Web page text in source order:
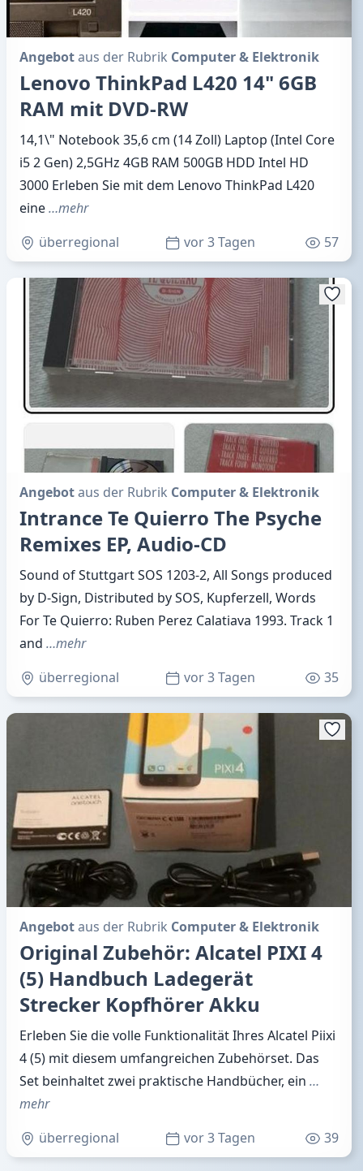
Angebotaus der Rubrik Computer & Elektronik
Lenovo ThinkPad L420 14" 6GB
RAM mit DVD-RW
14,1\" Notebook 35,6 cm (14 Zoll) Laptop (Intel Core
i5 2 Gen) 2,5GHz 4GB RAM 500GB HDD Intel HD
3000 Erleben Sie mit dem Lenovo ThinkPad L420
eine…mehr
überregional
vor 3 Tagen 57
Angebotaus der Rubrik Computer & Elektronik
Intrance Te Quierro The Psyche
Remixes EP, Audio-CD
Sound of Stuttgart SOS 1203-2, All Songs produced
by D-Sign, Distributed by SOS, Kupferzell, Words
For Te Quierro: Ruben Perez Calatiava 1993. Track 1
and …mehr
überregional
vor 3 Tagen 35
Angebotaus der Rubrik Computer & Elektronik
Original Zubehör: Alcatel PIXI 4
(5) Handbuch Ladegerät
Strecker Kopfhörer Akku
Erleben Sie die volle Funktionalität Ihres Alcatel Piixi
4 (5) mit diesem umfangreichen Zubehörset. Das
Set beinhaltet zwei praktische Handbücher, ein …
mehr
überregional
vor 3 Tagen 39